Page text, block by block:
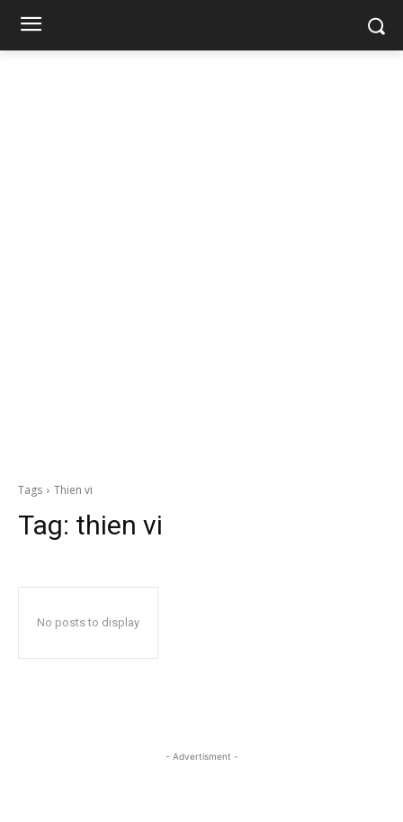
Tags Thien vi
Tag: thien vi
No posts to display
- Advertisment -